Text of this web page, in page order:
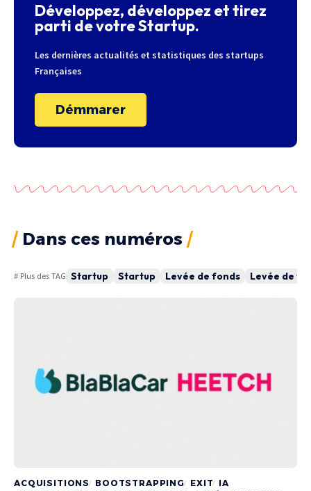
Développez, développez et tirez
parti de votre Startup.
Les dernières actualités et statistiques des startups
Françaises
Démmarer
Dans ces numéros
# Plus des TAG Startup Startup Levée de fonds Levée de
ACQUISITIONS BOOTSTRAPPING EXIT IA